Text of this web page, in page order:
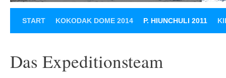
START KOKODAK DOME 2014 P. HIUNCHULI 2011
Das Expeditionsteam